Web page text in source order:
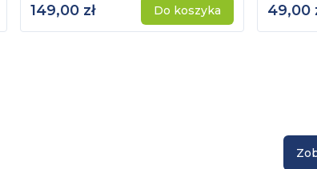
149,00 zł Do koszyka 49,00